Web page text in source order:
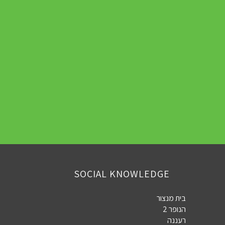
SOCIAL KNOWLEDGE
בית מנצור
הנופר 2
רעננה